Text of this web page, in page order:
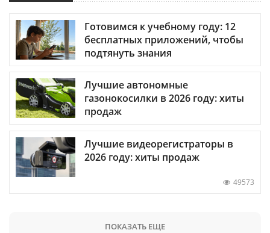
Готовимся к учебному году: 12
бесплатных приложений, чтобы
подтянуть знания
Лучшие автономные
газонокосилки в 2026 году: хиты
продаж
Лучшие видеорегистраторы в
2026 году: хиты продаж
49573
ПОКАЗАТЬ ЕЩЕ